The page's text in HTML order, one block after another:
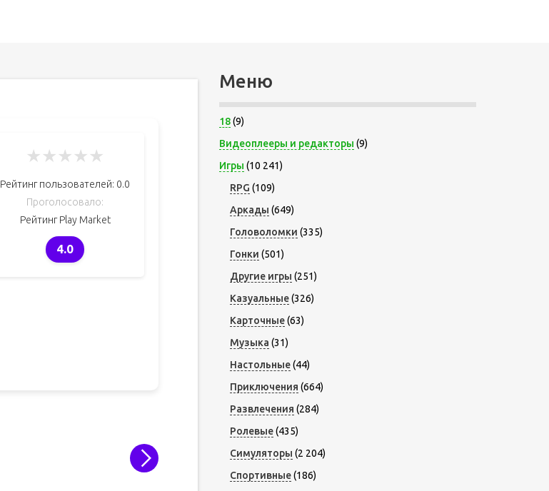
★★★★★
Рейтинг пользователей: 0.0
Проголосовало:
Рейтинг Play Market
4.0
Меню
18(9)
Видеоплееры и редакторы (9)
Игры (10 241)
RPG (109)
Аркады (649)
Головоломки (335)
Гонки (501)
Другие игры (251)
Казуальные(326)
Карточные(63)
Музыка (31)
Настольные(44)
Приключения (664)
Развлечения (284)
Ролевые(435)
Симуляторы (2 204)
Спортивные(186)